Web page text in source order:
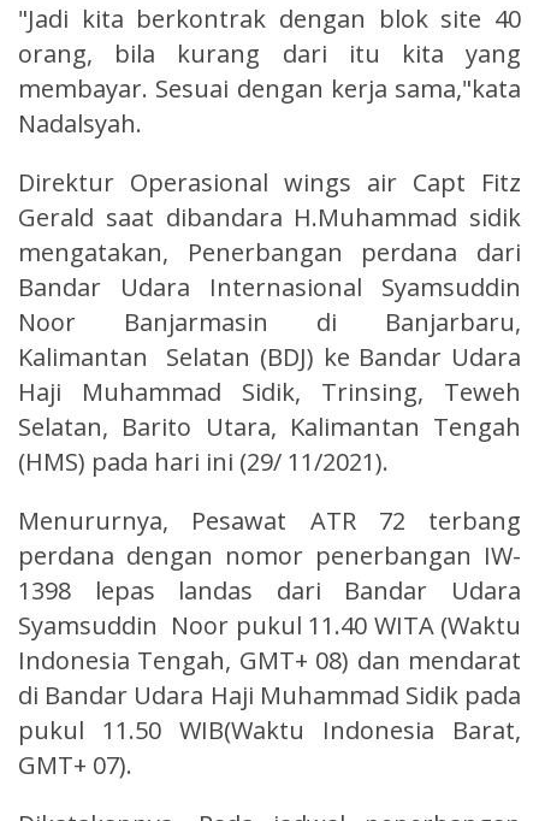
"Jadi kita berkontrak dengan blok site 40
orang, bila kurang dari itu kita yang
membayar. Sesuai dengan kerja sama,"kata
Nadalsyah.
Direktur Operasional wings air Capt Fitz
Gerald saat dibandara H.Muhammad sidik
mengatakan, Penerbangan perdana dari
Bandar Udara Internasional Syamsuddin
Noor Banjarmasin di Banjarbaru,
Kalimantan Selatan (BDJ) ke Bandar Udara
Haji Muhammad Sidik, Trinsing, Teweh
Selatan, Barito Utara, Kalimantan Tengah
(HMS) pada hari ini (29/ 11/2021).
Menururnya, Pesawat ATR 72 terbang
perdana dengan nomor penerbangan IW-
1398 lepas landas dari Bandar Udara
Syamsuddin Noor pukul 11.40 WITA (Waktu
Indonesia Tengah, GMT+ 08) dan mendarat
di Bandar Udara Haji Muhammad Sidik pada
pukul 11.50 WIB(Waktu Indonesia Barat,
GMT+ 07).